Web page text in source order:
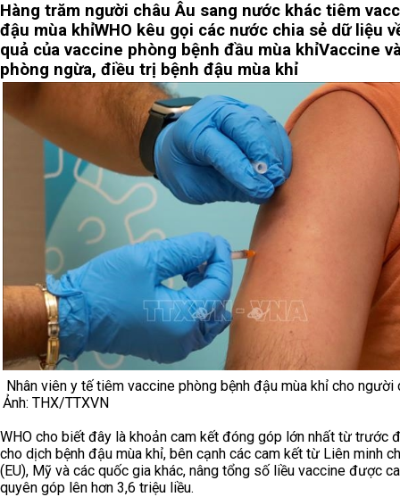
Hàng trăm người châu Âu sang nước khác tiêm
đậu mùa khỉWHO kêu gọi các nước chia sẻ dữ liệu
quả của vaccine phòng bệnh đầu mùa khỉVaccine
phòng ngừa, điều trị bệnh đậu mùa khỉ
Nhân viên y tế tiêm vaccine phòng bệnh đậu mùa khỉ cho người
Ảnh: THX/TTXVN
WHO cho biết đây là khoản cam kết đóng góp lớn nhất từ trước
cho dịch bệnh đậu mùa khỉ, bên cạnh các cam kết từ Liên minh
(EU), Mỹ và các quốc gia khác, nâng tổng số liều vaccine được
quyên góp lên hơn 3,6 triệu liều.